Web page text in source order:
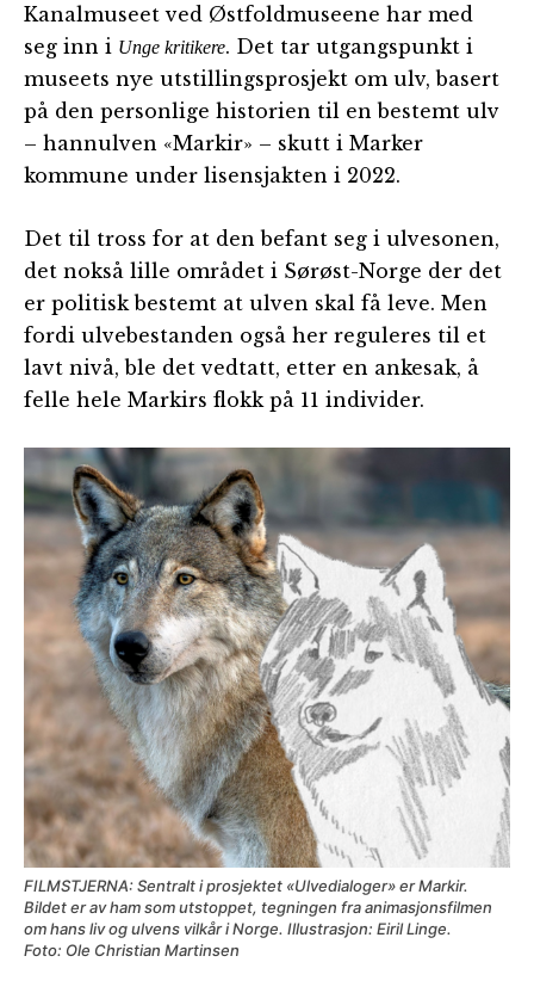
Kanalmuseet ved Østfoldmuseene har med
seg inn i Unge kritikere. Det tar utgangspunkt i
museets nye utstillingsprosjekt om ulv, basert
på den personlige historien til en bestemt ulv
– hannulven «Markir» – skutt i Marker
kommune under lisensjakten i 2022.
Det til tross for at den befant seg i ulvesonen,
det nokså lille området i Sørøst-Norge der det
er politisk bestemt at ulven skal få leve. Men
fordi ulvebestanden også her reguleres til et
lavt nivå, ble det vedtatt, etter en ankesak, å
felle hele Markirs flokk på 11 individer.
FILMSTJERNA: Sentralt i prosjektet «Ulvedialoger» er Markir.
Bildet er av ham som utstoppet, tegningen fra animasjonsfilmen
om hans liv og ulvens vilkår i Norge. Illustrasjon: Eiril Linge.
Foto: Ole Christian Martinsen